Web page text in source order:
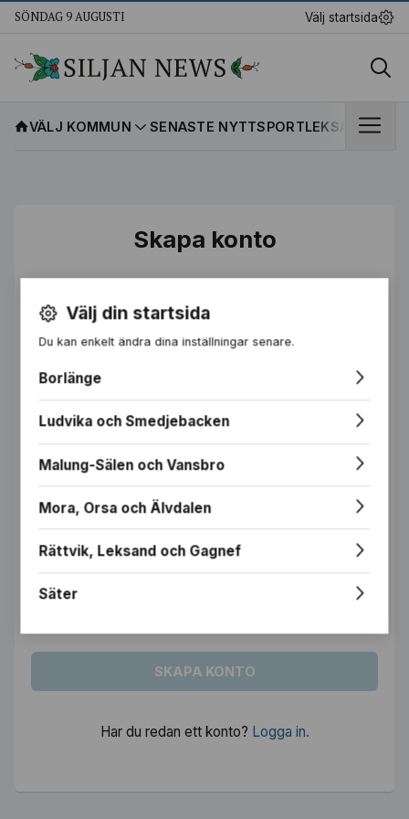
SÖNDAG 9 AUGUSTI Välj startsida
VÄLJ KOMMUN SENASTE NYTTSPORTLEKSANDS IF
Skapa konto
E-postadress
Lösenord
Genom att skapa ett konto godkänner du vår integritetspolicy.
SKAPA KONTO
Har du redan ett konto? Logga in.
Välj din startsida
Du kan enkelt ändra dina inställningar senare.
Borlänge
Ludvika och Smedjebacken
Malung-Sälen och Vansbro
Mora, Orsa och Älvdalen
Rättvik, Leksand och Gagnef
Säter